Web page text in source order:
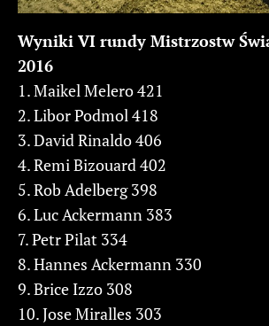
Wyniki VI rundy Mistrzostw
2016
1. Maikel Melero 421
2. Libor Podmol 418
3. David Rinaldo 406
4. Remi Bizouard 402
5. Rob Adelberg 398
6. Luc Ackermann 383
7. Petr Pilat 334
8. Hannes Ackermann 330
9. Brice Izzo 308
10. Jose Miralles 303